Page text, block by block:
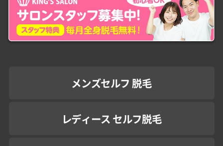
メンズセルフ 脱毛
レディース セルフ脱毛